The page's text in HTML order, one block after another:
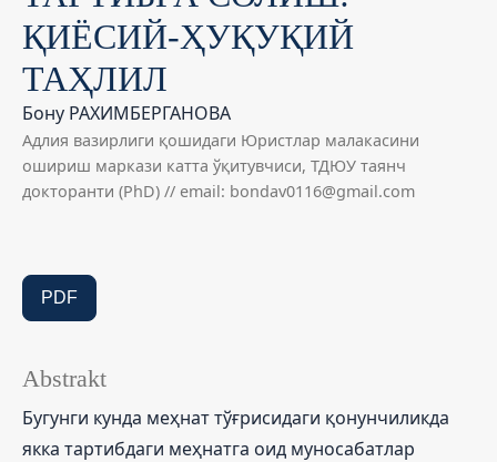
ҚИЁСИЙ-ҲУҚУҚИЙ
ТАҲЛИЛ
Бону РАХИМБЕРГАНОВА
Адлия вазирлиги қошидаги Юристлар малакасини
ошириш маркази катта ўқитувчиси, ТДЮУ таянч
докторанти (PhD) // email: bondav0116@gmail.com
PDF
Abstrakt
Бугунги кунда меҳнат тўғрисидаги қонунчиликда
якка тартибдаги меҳнатга оид муносабатлар